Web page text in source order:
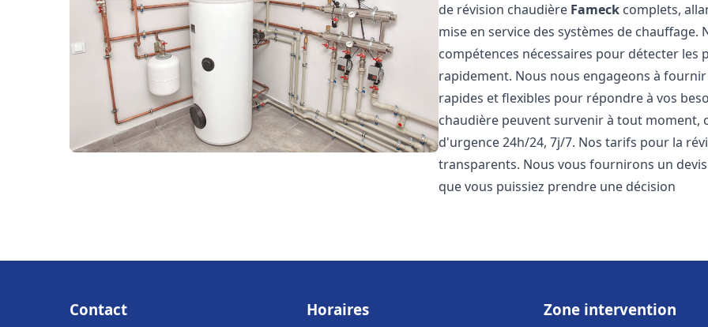
de révision chaudière Fameck complets,
mise en service des systèmes de
compétences nécessaires pour détecter
rapidement. Nous nous engageons à
rapides et flexibles pour répondre à vos
chaudière peuvent survenir à tout
d'urgence 24h/24, 7j/7. Nos tarifs pour la
transparents. Nous vous fournirons un
que vous puissiez prendre une décision
Contact Horaires Zone intervention